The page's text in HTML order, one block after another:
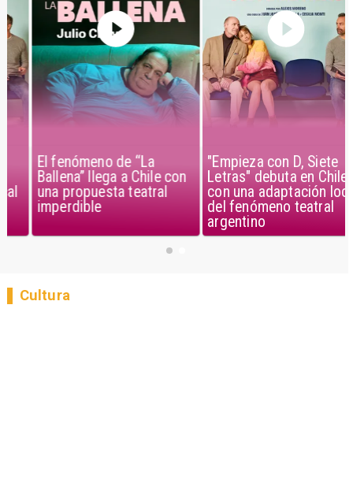
El fenómeno de “La
Ballena” llega a Chile con
una propuesta teatral
imperdible
"Empieza con D, Siete
Letras" debuta en Chile
con una adaptación local
del fenómeno teatral
argentino
Cultura